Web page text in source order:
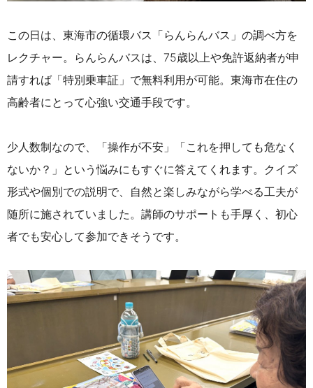
この日は、東海市の循環バス「らんらんバス」の調べ方を
レクチャー。らんらんバスは、75歳以上や免許返納者が申
請すれば「特別乗車証」で無料利用が可能。東海市在住の
高齢者にとって心強い交通手段です。
少人数制なので、
「操作が不安」「これを押しても危なく
ないか？」という悩みにもすぐに答えてくれます。クイズ
形式や個別での説明で、自然と楽しみながら学べる工夫が
随所に施されていました。講師のサポートも手厚く、初心
者でも安心して参加できそうです。